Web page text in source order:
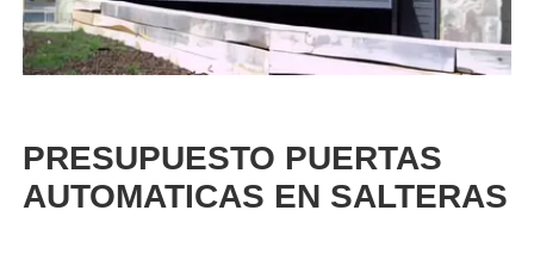
PRESUPUESTO PUERTAS
AUTOMATICAS EN SALTERAS